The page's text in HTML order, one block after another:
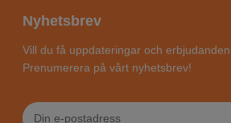
Nyhetsbrev
Vill du få uppdateringar och
Prenumerera på vårt nyhetsbrev!